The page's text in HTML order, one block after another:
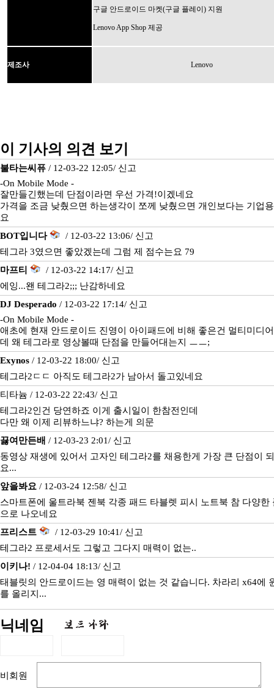
구글 안드로이드 마켓(구글 플레이) 지원
Lenovo App Shop 제공
제조사 Lenovo
이 기사의 의견 보기
불타는씨퓨 / 12-03-22 12:05/ 신고
-On Mobile Mode -
잘만들긴했는데 단점이라면 우선 가격!이겠네요
가격을 조금 낮췄으면 하는생각이 쪼께 낮췄으면 개인보다는 기업
요
BOT입니다
/ 12-03-22 13:06/ 신고
테그라 3였으면 좋았겠는데 그럼 제 점수는요 79
마프티
/ 12-03-22 14:17/ 신고
에잉...왠 테그라2;;; 난감하네요
DJ Desperado / 12-03-22 17:14/ 신고
-On Mobile Mode -
애초에 현재 안드로이드 진영이 아이패드에 비해 좋은건 멀티미디
데 왜 테그라로 영상볼때 단점을 만들어대는지 ㅡㅡ;
Exynos / 12-03-22 18:00/ 신고
테그라2ㄷㄷ 아직도 테그라2가 남아서 돌고있네요
티타늄 / 12-03-22 22:43/ 신고
테그라2인건 당연하죠 이게 출시일이 한참전인데
다만 왜 이제 리뷰하느냐? 하는게 의문
끓여만든배 / 12-03-23 2:01/ 신고
동영상 재생에 있어서 고자인 테그라2를 채용한게 가장 큰 단점이
요...
앞을봐요 / 12-03-24 12:58/ 신고
스마트폰에 울트라북 젠북 각종 패드 타블렛 피시 노트북 참 다양한
으로 나오네요
프리스트
/ 12-03-29 10:41/ 신고
테그라2 프로세서도 그렇고 그다지 매력이 없는..
이키나! / 12-04-04 18:13/ 신고
태블릿의 안드로이드는 영 매력이 없는 것 같습니다. 차라리 x64에
를 올리지...
닉네임
비회원